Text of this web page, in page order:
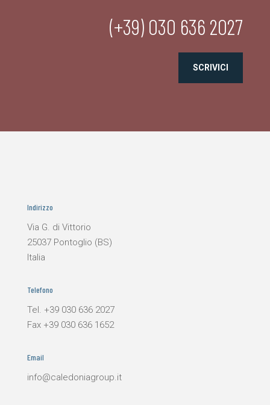
(+39) 030 636 2027
SCRIVICI
Indirizzo
Via G. di Vittorio
25037 Pontoglio (BS)
Italia
Telefono
Tel. +39 030 636 2027
Fax +39 030 636 1652
Email
info@caledoniagroup.it